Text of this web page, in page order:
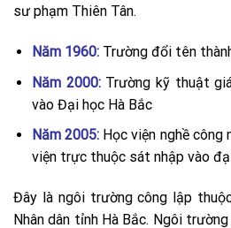
sư phạm Thiên Tân.
Năm 1960:Trường đổi tên
Năm 2000: Trường kỹ thuật
vào Đại học Hà Bắc
Năm 2005: Học viện nghề công
viện trực thuộc sát nhập vào
Đây là ngôi trường công lập
Nhân dân tỉnh Hà Bắc. Ngôi